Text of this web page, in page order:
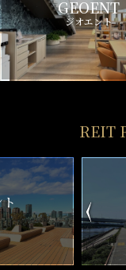
GEOENT
ジオエント
REIT
ン